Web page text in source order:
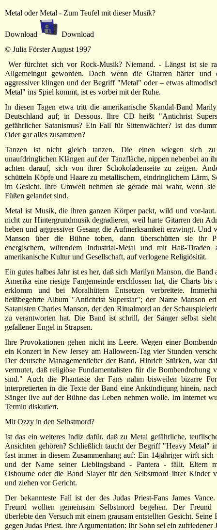
Metal oder Metal - Zum Teufel mit dieser Musik?
Download
Download
© Julia Förster August 1997
Wer fürchtet sich vor Rock-Musik? Niemand. - Längst ist sie
Allgemeingut geworden. Doch wenn die Gitarren härter und
aggressiver klingen und der Begriff "Metal" oder – etwas
Metal" ins Spiel kommt, ist es vorbei mit der Ruhe.
In diesen Tagen etwa tritt die amerikanische Skandal-Band
Deutschland auf; in Dessous. Ihre CD heißt "Antichrist
gefährlicher Satanismus? Ein Fall für Sittenwächter? Ist das
Oder gar alles zusammen?
Tanzen ist nicht gleich tanzen. Die einen wiegen sich zu
unaufdringlichen Klängen auf der Tanzfläche, nippen nebenbei an
achten darauf, sich von ihrer Schokoladenseite zu zeigen.
schütteln Köpfe und Haare zu metallischem, eindringlichem Lärm,
im Gesicht. Ihre Umwelt nehmen sie gerade mal wahr, wenn
Füßen gelandet sind.
Metal ist Musik, die ihren ganzen Körper packt, wild und vor-
nicht zur Hintergrundmusik degradieren, weil harte Gitarren den
heben und aggressiver Gesang die Aufmerksamkeit erzwingt. Und
Manson über die Bühne toben, dann überschütten sie ihr
energischem, wütendem Industrial-Metal und mit Haß-
amerikanische Kultur und Gesellschaft, auf verlogene Religiösität.
Ein gutes halbes Jahr ist es her, daß sich Marilyn Manson, die Band
Amerika eine riesige Fangemeinde erschlossen hat, die Charts bis
erklomm und bei Moralhütern Entsetzen verbreitete.
heißbegehrte Album "Antichrist Superstar"; der Name Manson
Satanisten Charles Manson, der den Ritualmord an der
zu verantworten hat. Die Band ist schrill, der Sänger selbst
gefallener Engel in Strapsen.
Ihre Provokationen gehen nicht ins Leere. Wegen einer
ein Konzert in New Jersey am Halloween-Tag vier Stunden
Der deutsche Managementleiter der Band, Hinrich Stürken, war
vermutet, daß religiöse Fundamentalisten für die Bombendrohung
sind." Auch die Phantasie der Fans nahm bisweilen bizarre
interpretierten in die Texte der Band eine Ankündigung hinein,
Sänger live auf der Bühne das Leben nehmen wolle. Im Internet
Termin diskutiert.
Mit Ozzy in den Selbstmord?
Ist das ein weiteres Indiz dafür, daß zu Metal gefährliche,
Ansichten gehören? Schließlich taucht der Begriff "Heavy Metal"
fast immer in diesem Zusammenhang auf: Ein 14jähriger wirft
und der Name seiner Lieblingsband - Pantera - fällt. Eltern
Osbourne oder die Band Slayer für den Selbstmord ihrer Kinder
und ziehen vor Gericht.
Der bekannteste Fall ist der des Judas Priest-Fans James
Freund wollten gemeinsam Selbstmord begehen. Der Freund
überlebte den Versuch mit einem grausam entstellten Gesicht. Seine
gegen Judas Priest. Ihre Argumentation: Ihr Sohn sei ein zufriedener